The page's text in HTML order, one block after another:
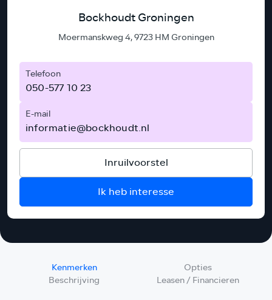
Bockhoudt Groningen
Moermanskweg 4, 9723 HM Groningen
Telefoon
050-577 10 23
E-mail
informatie@bockhoudt.nl
Inruilvoorstel
Ik heb interesse
Kenmerken
Opties
Beschrijving
Leasen / Financieren